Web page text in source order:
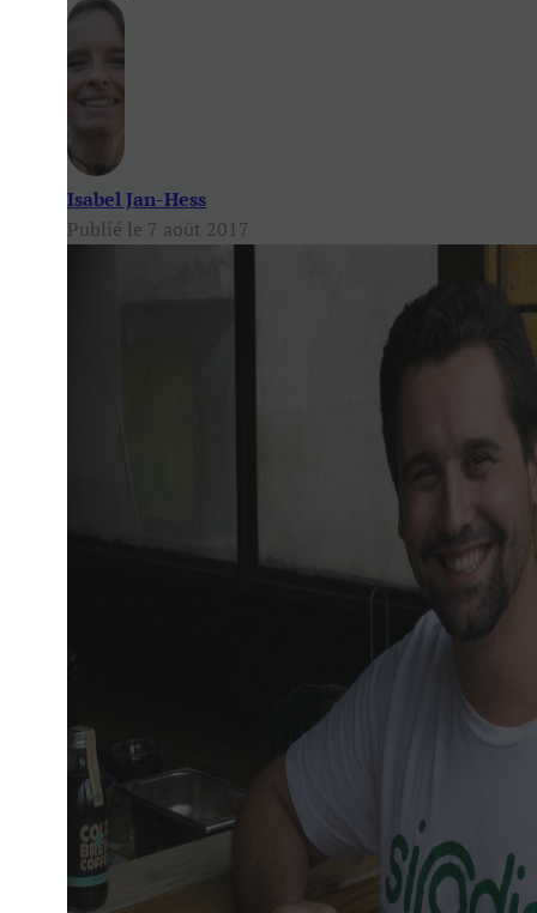
Isabel Jan-Hess
Publié le 7 août 2017